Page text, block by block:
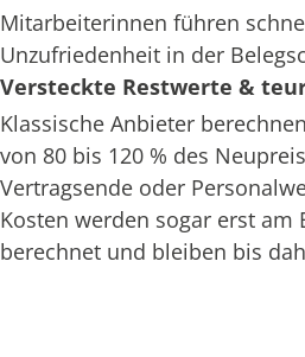
Mitarbeiterinnen führen
Unzufriedenheit in der
Versteckte Restwerte &
Klassische Anbieter
von 80 bis 120 % des
Vertragsende oder
Kosten werden sogar erst am
berechnet und bleiben bis